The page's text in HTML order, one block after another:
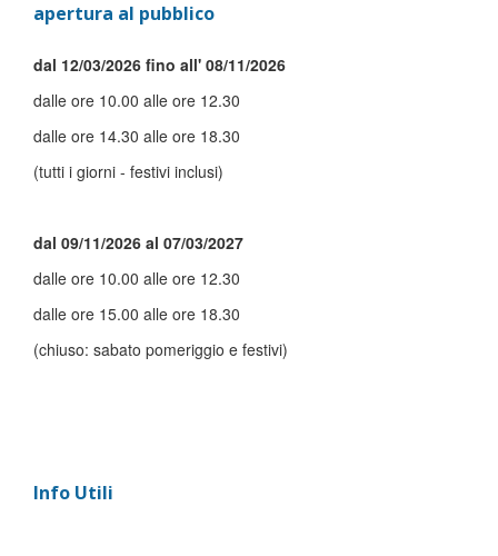
apertura al pubblico
dal 12/03/2026 fino all' 08/11/2026
dalle ore 10.00 alle ore 12.30
dalle ore 14.30 alle ore 18.30
(tutti i giorni - festivi inclusi)
dal 09/11/2026 al 07/03/2027
dalle ore 10.00 alle ore 12.30
dalle ore 15.00 alle ore 18.30
(chiuso: sabato pomeriggio e festivi)
Info Utili